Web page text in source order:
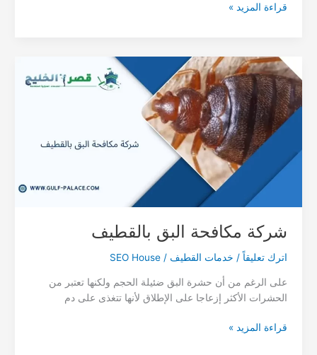
شركة
بالقطيف
قراءة المزيد »
شركة مكافحة البق بالقطيف
اترك تعليقاً / خدمات القطيف /
SEO House
على الرغم من أن حشرة البق ضئيلة الحجم ولكنها تعتبر من
الحشرات الأكثر إزعاجا على الإطلاق لأنها تتغذى على دم
شركة
قراءة المزيد »